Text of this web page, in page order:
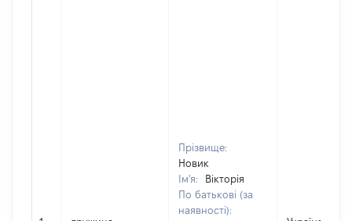
Прізвище:
Новик
Ім'я:
Вікторія
По батькові (за
наявності):